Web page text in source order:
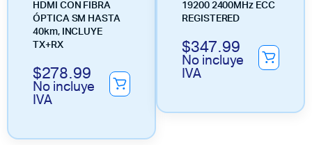
HDMI CON FIBRA
ÓPTICA SM HASTA
40km, INCLUYE
TX+RX
$278.99
No incluye
IVA
19200 2400MHz ECC
REGISTERED
$347.99
No incluye
IVA